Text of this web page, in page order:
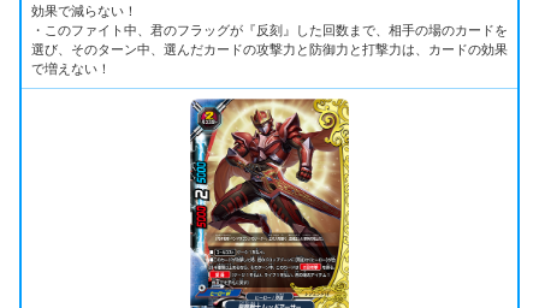
効果で減らない！
・このファイト中、君のフラッグが『反刻』した回数まで、相手の場のカードを
選び、そのターン中、選んだカードの攻撃力と防御力と打撃力は、カードの効果
で増えない！